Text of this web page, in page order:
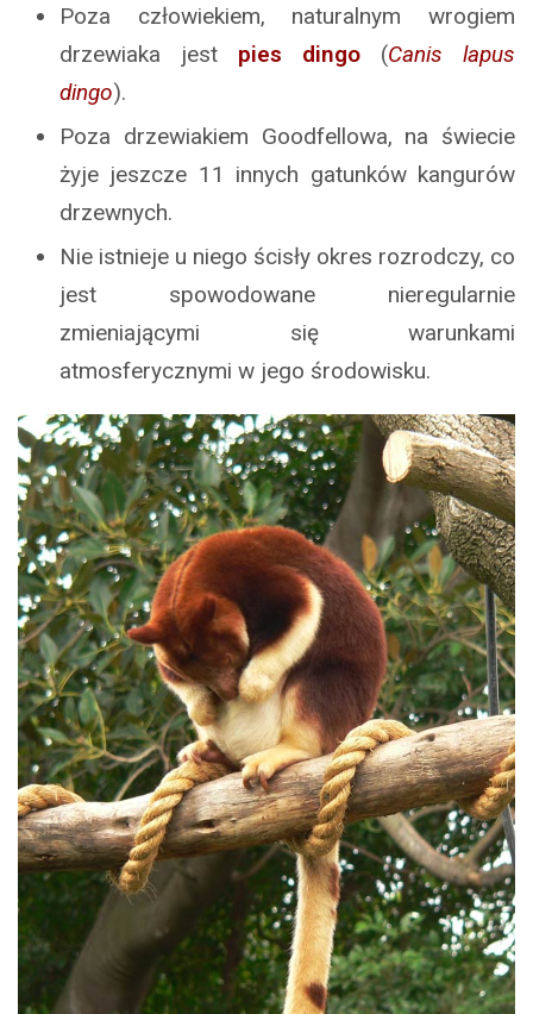
Poza człowiekiem, naturalnym wrogiem
drzewiaka jest pies dingo (Canis lapus
dingo).
Poza drzewiakiem Goodfellowa, na świecie
żyje jeszcze 11 innych gatunków kangurów
drzewnych.
Nie istnieje u niego ścisły okres rozrodczy, co
jest spowodowane nieregularnie
zmieniającymi się warunkami
atmosferycznymi w jego środowisku.